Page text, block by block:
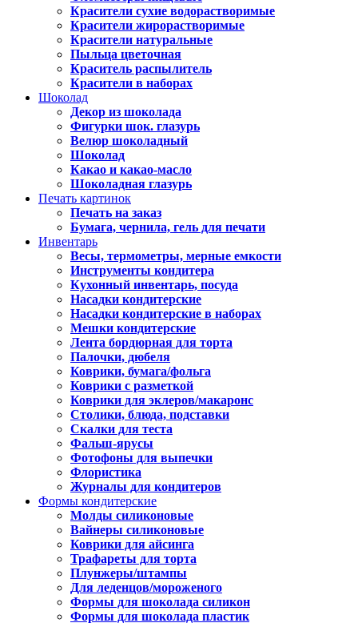
Красители сухие водорастворимые
Красители жирорастворимые
Красители натуральные
Пыльца цветочная
Краситель распылитель
Красители в наборах
Шоколад
Декор из шоколада
Фигурки шок. глазурь
Велюр шоколадный
Шоколад
Какао и какао-масло
Шоколадная глазурь
Печать картинок
Печать на заказ
Бумага, чернила, гель для печати
Инвентарь
Весы, термометры, мерные емкости
Инструменты кондитера
Кухонный инвентарь, посуда
Насадки кондитерские
Насадки кондитерские в наборах
Мешки кондитерские
Лента бордюрная для торта
Палочки, дюбеля
Коврики, бумага/фольга
Коврики с разметкой
Коврики для эклеров/макаронс
Столики, блюда, подставки
Скалки для теста
Фальш-ярусы
Фотофоны для выпечки
Флористика
Журналы для кондитеров
Формы кондитерские
Молды силиконовые
Вайнеры силиконовые
Коврики для айсинга
Трафареты для торта
Плунжеры/штампы
Для леденцов/мороженого
Формы для шоколада силикон
Формы для шоколада пластик